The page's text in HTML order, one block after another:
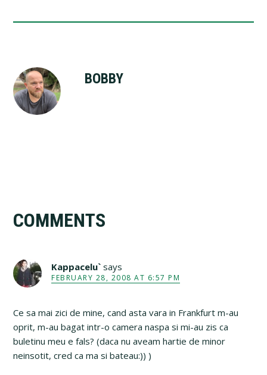
BOBBY
Interactions
COMMENTS
Kappacelu` says
FEBRUARY 28, 2008 AT 6:57 PM
Ce sa mai zici de mine, cand asta vara in Frankfurt m-au
oprit, m-au bagat intr-o camera naspa si mi-au zis ca
buletinu meu e fals? (daca nu aveam hartie de minor
neinsotit, cred ca ma si bateau:)) )